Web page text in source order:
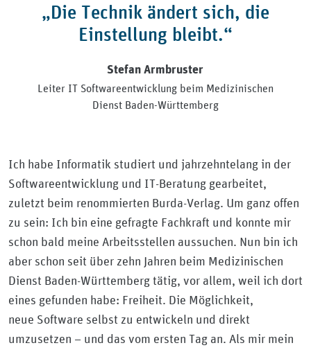
„Die Technik ändert sich, die
Einstellung bleibt.“
Stefan Armbruster
Leiter IT Softwareentwicklung beim Medizinischen
Dienst Baden-Württemberg
Ich habe Informatik studiert und jahrzehntelang in der
Softwareentwicklung und IT-Beratung gearbeitet,
zuletzt beim renommierten Burda-Verlag. Um ganz offen
zu sein: Ich bin eine gefragte Fachkraft und konnte mir
schon bald meine Arbeitsstellen aussuchen. Nun bin ich
aber schon seit über zehn Jahren beim Medizinischen
Dienst Baden-Württemberg tätig, vor allem, weil ich dort
eines gefunden habe: Freiheit. Die Möglichkeit,
neue Software selbst zu entwickeln und direkt
umzusetzen – und das vom ersten Tag an. Als mir mein